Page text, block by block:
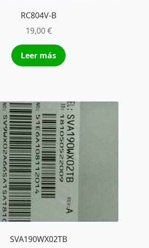
RC804V-B
19,00€
Leer más
SVA190WX02TB